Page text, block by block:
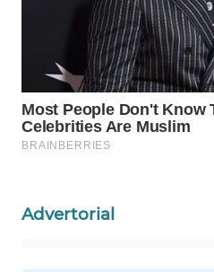
Advertorial
INFRASTRUKTUR
WAHANA
KONSUMEN
WAHANA
LISTRIK
TRAVEL